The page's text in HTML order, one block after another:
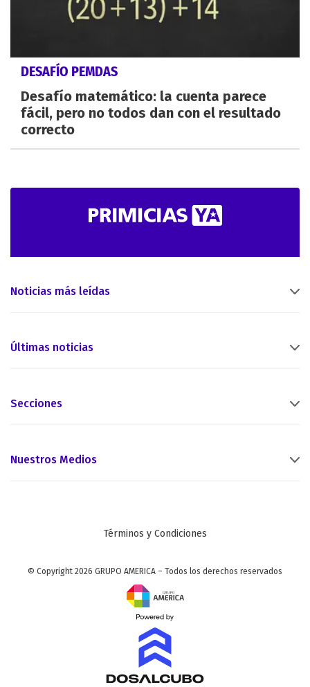
DESAFÍO PEMDAS
Desafío matemático: la cuenta parece
fácil, pero no todos dan con el resultado
correcto
Noticias más leídas
Últimas noticias
Secciones
Nuestros Medios
Términos y Condiciones
© Copyright 2026 GRUPO AMERICA – Todos los derechos reservados